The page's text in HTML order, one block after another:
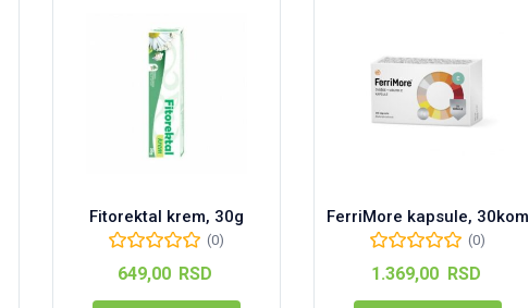
Fitorektal krem, 30g
(0)
649,00 RSD
FerriMore kapsule, 30kom
(0)
1.369,00 RSD